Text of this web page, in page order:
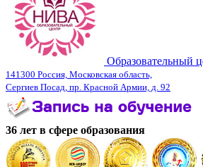
Образовательный
141300 Россия, Московская область,
Сергиев Посад, пр. Красной Армии, д. 92
36 лет в сфере образования